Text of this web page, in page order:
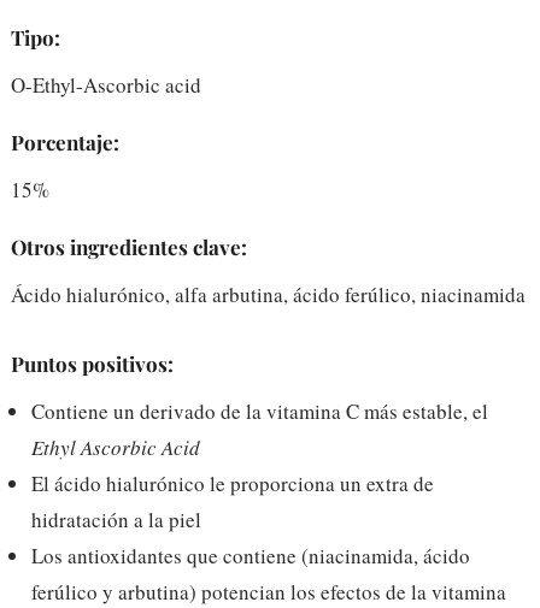
Tipo:
O-Ethyl-Ascorbic acid
Porcentaje:
15%
Otros ingredientes clave:
Ácido hialurónico, alfa arbutina, ácido ferúlico, niacinamida
Puntos positivos:
Contiene un derivado de la vitamina C más estable, el
Ethyl Ascorbic Acid
El ácido hialurónico le proporciona un extra de
hidratación a la piel
Los antioxidantes que contiene (niacinamida, ácido
ferúlico y arbutina) potencian los efectos de la vitamina